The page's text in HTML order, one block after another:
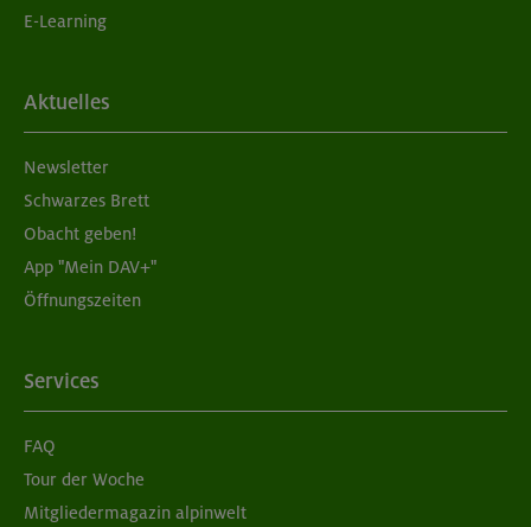
E-Learning
Aktuelles
Newsletter
Schwarzes Brett
Obacht geben!
App "Mein DAV+"
Öffnungszeiten
Services
FAQ
Tour der Woche
Mitgliedermagazin alpinwelt